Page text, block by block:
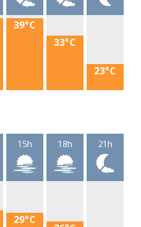
39°C
33°C
23°C
15h
29°C
18h 21h